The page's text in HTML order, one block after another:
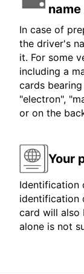
In case of
the driver's
it. For some
including a
cards
"electron",
or on the
Your
Identification
identification
card will also
alone is not